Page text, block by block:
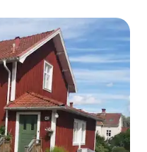
appréciés